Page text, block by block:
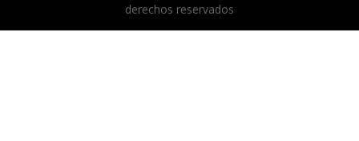
derechos reservados